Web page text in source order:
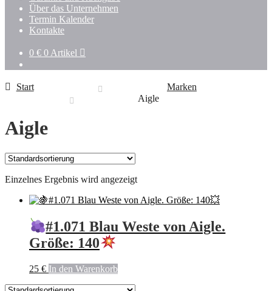
Über das Unternehmen
Termin Kalender
Kontakte
0 € 0 Artikel
Start
Marken
Aigle
Aigle
Einzelnes Ergebnis wird angezeigt
#1.071 Blau Weste von Aigle.
Größe: 140
25 € In den Warenkorb